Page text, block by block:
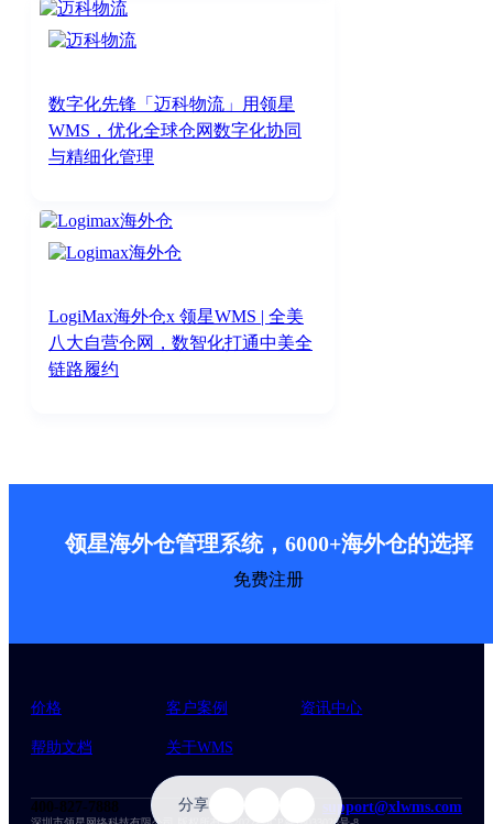
分享
数字化先锋「迈科物流」用领星
WMS，优化全球仓网数字化协同
与精细化管理
LogiMax海外仓x 领星WMS | 全美
八大自营仓网，数智化打通中美全
链路履约
领星海外仓管理系统，6000+海外仓的选择
免费注册
价格 客户案例 资讯中心
帮助文档 关于WMS
400-827-7888 support@xlwms.com